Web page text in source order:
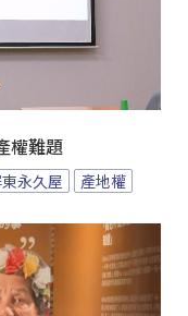
權難題
永久屋 產地權